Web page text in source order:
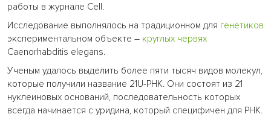
работы в журнале Cell.
Исследование выполнялось на традиционном для генетиков
экспериментальном объекте – круглых червях
Caenorhabditis elegans.
Ученым удалось выделить более пяти тысяч видов молекул,
которые получили название 21U-РНК. Они состоят из 21
нуклеиновых оснований, последовательность которых
всегда начинается с уридина, который специфичен для РНК.